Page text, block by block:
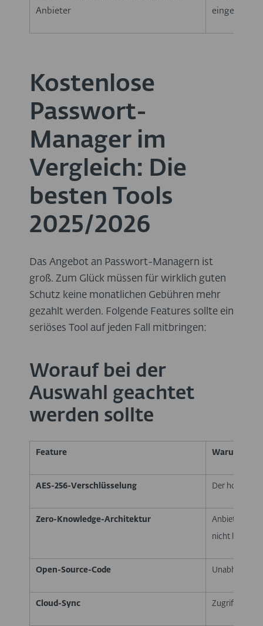
Anbieter
Kostenlose
Passwort-
Manager im
Vergleich: Die
besten Tools
2025/2026
Das Angebot an Passwort-Managern ist
groß. Zum Glück müssen für wirklich guten
Schutz keine monatlichen Gebühren mehr
gezahlt werden. Folgende Features sollte ein
seriöses Tool auf jeden Fall mitbringen:
Worauf bei der
Auswahl geachtet
werden sollte
Feature Warum
AES-256-Verschlüsselung Der
Zero-Knowledge-Architektur Anbieter
nicht lesen
Open-Source-Code Unabhängig
Cloud-Sync Zugriff von